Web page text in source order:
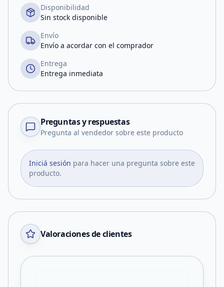
Disponibilidad
Sin stock disponible
Envío
Envío a acordar con el comprador
Entrega
Entrega inmediata
Preguntas y respuestas
Pregunta al vendedor sobre este producto
Iniciá sesión para hacer una pregunta sobre este
producto.
Valoraciones de clientes